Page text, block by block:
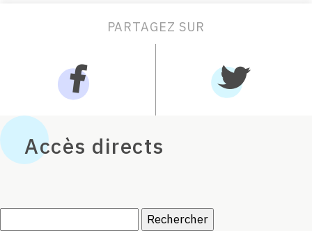
PARTAGEZ SUR
Accès directs